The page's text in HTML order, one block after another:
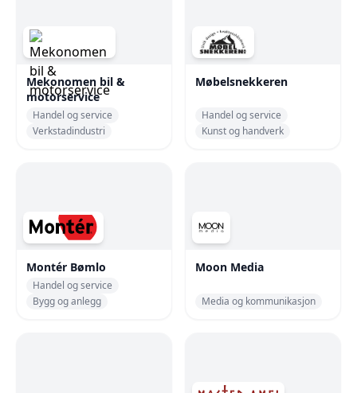
Mekonomen bil &
motorservice
Handel og service
Verkstadindustri
Møbelsnekkeren
Handel og service
Kunst og handverk
Montér Bømlo
Handel og service
Bygg og anlegg
Moon Media
Media og kommunikasjon